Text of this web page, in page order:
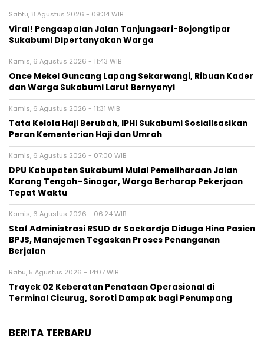
Sabtu, 8 Agustus 2026 - 09:34 WIB
Viral! Pengaspalan Jalan Tanjungsari-Bojongtipar
Sukabumi Dipertanyakan Warga
Kamis, 6 Agustus 2026 - 11:43 WIB
Once Mekel Guncang Lapang Sekarwangi, Ribuan Kader
dan Warga Sukabumi Larut Bernyanyi
Kamis, 6 Agustus 2026 - 11:31 WIB
Tata Kelola Haji Berubah, IPHI Sukabumi Sosialisasikan
Peran Kementerian Haji dan Umrah
Kamis, 6 Agustus 2026 - 07:00 WIB
‎DPU Kabupaten Sukabumi Mulai Pemeliharaan Jalan
Karang Tengah–Sinagar, Warga Berharap Pekerjaan
Tepat Waktu
Kamis, 6 Agustus 2026 - 06:24 WIB
Staf Administrasi RSUD dr Soekardjo Diduga Hina Pasien
BPJS, Manajemen Tegaskan Proses Penanganan
Berjalan
Rabu, 5 Agustus 2026 - 14:07 WIB
‎Trayek 02 Keberatan Penataan Operasional di
Terminal Cicurug, Soroti Dampak bagi Penumpang
BERITA TERBARU